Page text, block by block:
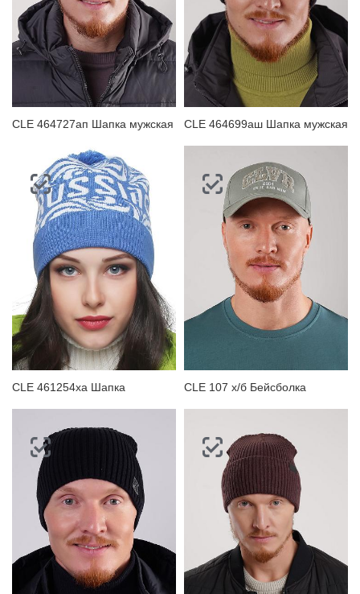
CLE 464727ап Шапка мужская CLE 464699аш Шапка мужская
CLE 461254ха Шапка CLE 107 х/б Бейсболка